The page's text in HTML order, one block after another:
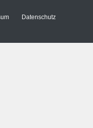
Datenschutz